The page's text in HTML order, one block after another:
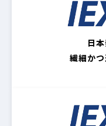
日
繊細か